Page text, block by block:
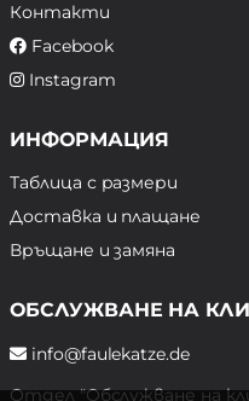
Контакти
Facebook
Instagram
ИНФОРМАЦИЯ
Таблица с размери
Доставка и плащане
Връщане и замяна
ОБСЛУЖВАНЕ НА
info@faulekatze.de
Отдел "Обслужване на